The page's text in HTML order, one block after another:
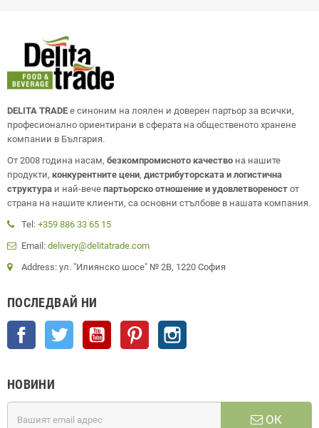
DELITA TRADE е синоним на лоялен и доверен партьор за всички,
професионално ориентирани в сферата на общественото хранене
компании в България.
От 2008 година насам, безкомпромисното качество на нашите
продукти, конкурентните цени, дистрибуторската и логистична
структура и най-вече партьорско отношение и удовлетвореност от
страна на нашите клиенти, са основни стълбове в нашата компания.
Tel: +359 886 33 65 15
Email: delivery@delitatrade.com
Address: ул. "Илиянско шосе" № 2В, 1220 София
ПОСЛЕДВАЙ НИ
Facebook Twitter YouTube Pinterest
НОВИНИ
ОК